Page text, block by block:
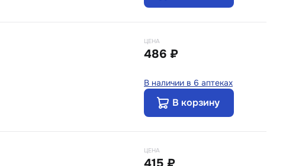
ЦЕНА
486 ₽
В наличии в 6 аптеках
В корзину
ЦЕНА